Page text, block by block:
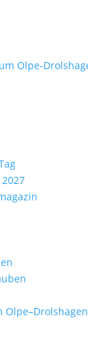
Olpe–Drolshagen